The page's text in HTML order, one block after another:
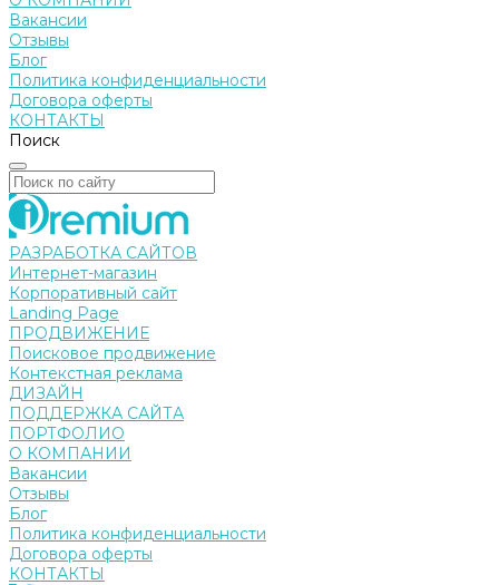
Вакансии
Отзывы
Блог
Политика конфиденциальности
Договора оферты
КОНТАКТЫ
Поиск
РАЗРАБОТКА САЙТОВ
Интернет-магазин
Корпоративный сайт
Landing Page
ПРОДВИЖЕНИЕ
Поисковое продвижение
Контекстная реклама
ДИЗАЙН
ПОДДЕРЖКА САЙТА
ПОРТФОЛИО
О КОМПАНИИ
Вакансии
Отзывы
Блог
Политика конфиденциальности
Договора оферты
КОНТАКТЫ